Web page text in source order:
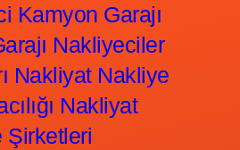
Kamyon Garajı
Nakliyeciler
Nakliyat Nakliye
Nakliyat
Şirketleri